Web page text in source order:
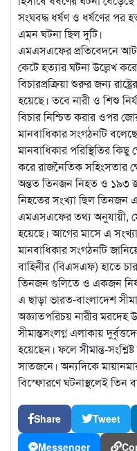
সংঘবদ্ধ ধর্ষণ ও ধর্ষণের পর
এমন ঘটনা ছিল দুটি।
এমএসএফের প্রতিবেদনে আট
কেটে হত্যার ঘটনা উল্লেখ
বিচারপ্রক্রিয়া শুরুর জন্য
হয়েছে। তবে নারী ও শিশু
বিচার নিশ্চিত করার ওপর
মানবাধিকার সংগঠনটি
মানবাধিকার পরিস্থিতির কিছু
করে রাজনৈতিক সহিংসতার
অন্তত তিনজন নিহত ও ১৯৩
নিহতের সংখ্যা ছিল
এমএসএফের তথ্য অনুযায়ী,
হয়েছে। আগের মাসে এ
মানবাধিকার সংগঠনটি
বাহিনীর (বিএসএফ) হাতে
তিনজন গুলিতে ও একজন
এ ছাড়া ভারত-বাংলাদেশ
অজ্ঞাতপরিচয় নারীর মরদেহ
সীমান্তসংলগ্ন এলাকায়
হয়েছেন। ফলে সীমান্ত-
সাতজনে। অন্যদিকে
বিস্ফোরণে ঘটনাস্থলেই তিন
Share Tweet
Messenger